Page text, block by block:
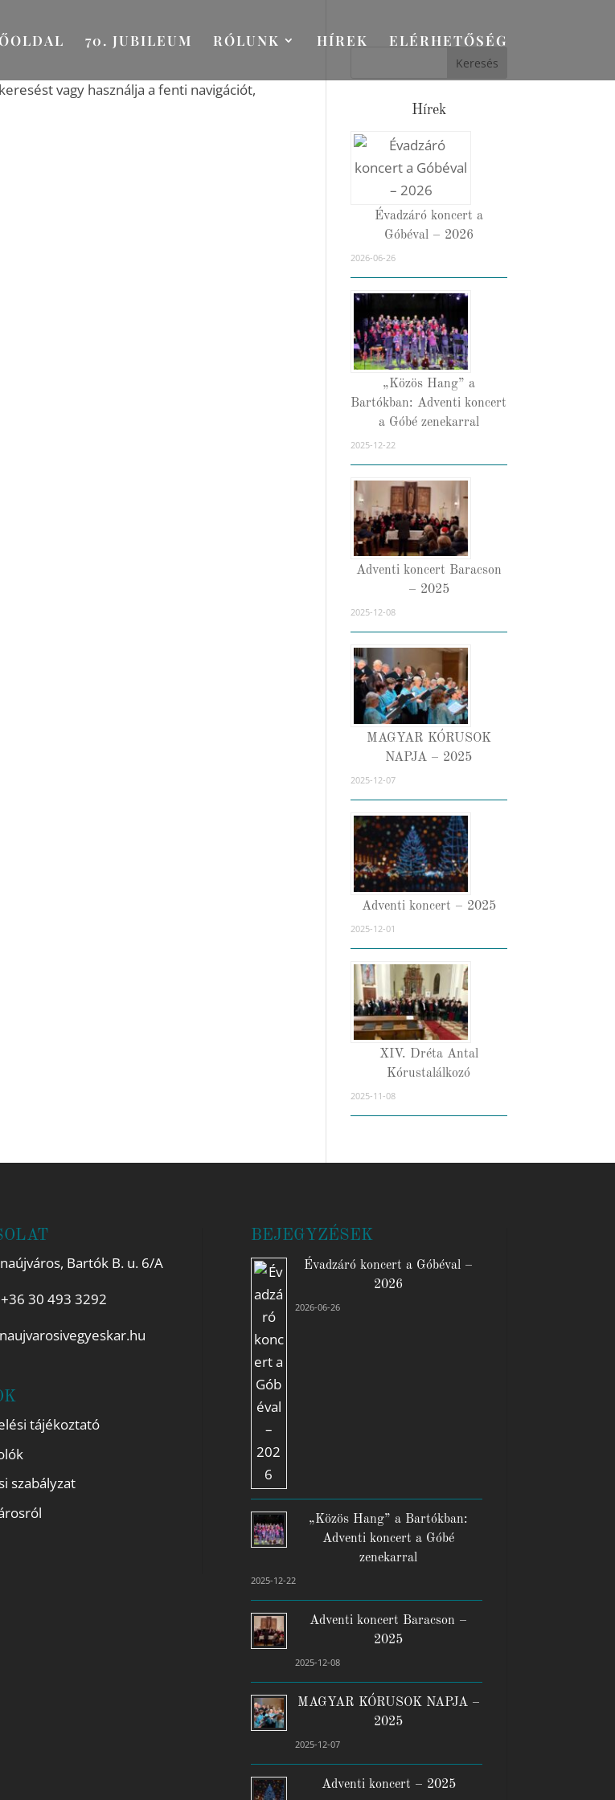
70. JUBILEUM RÓLUNK HÍREK ELÉRHETŐSÉG
vagy használja a fenti navigációt,
Hírek
Évadzáró koncert a
Góbéval – 2026
2026-06-26
„Közös Hang” a
Bartókban: Adventi koncert
a Góbé zenekarral
2025-12-22
Adventi koncert Baracson
– 2025
2025-12-08
MAGYAR KÓRUSOK
NAPJA – 2025
2025-12-07
Adventi koncert – 2025
2025-12-01
XIV. Dréta Antal
Kórustalálkozó
2025-11-08
Bartók B. u. 6/A
+36 30 493 3292
tájékoztató
szabályzat
BEJEGYZÉSEK
Évadzáró koncert a Góbéval –
2026
2026-06-26
„Közös Hang” a Bartókban:
Adventi koncert a Góbé
zenekarral
2025-12-22
Adventi koncert Baracson –
2025
2025-12-08
MAGYAR KÓRUSOK NAPJA –
2025
2025-12-07
Adventi koncert – 2025